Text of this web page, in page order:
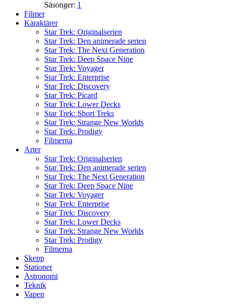
Säsonger: 1
Filmer
Karaktärer
Star Trek: Originalserien
Star Trek: Den animerade serien
Star Trek: The Next Generation
Star Trek: Deep Space Nine
Star Trek: Voyager
Star Trek: Enterprise
Star Trek: Discovery
Star Trek: Picard
Star Trek: Lower Decks
Star Trek: Short Treks
Star Trek: Strange New Worlds
Star Trek: Prodigy
Filmerna
Arter
Star Trek: Originalserien
Star Trek: Den animerade serien
Star Trek: The Next Generation
Star Trek: Deep Space Nine
Star Trek: Voyager
Star Trek: Enterprise
Star Trek: Discovery
Star Trek: Lower Decks
Star Trek: Strange New Worlds
Star Trek: Prodigy
Filmerna
Skepp
Stationer
Astronomi
Teknik
Vapen